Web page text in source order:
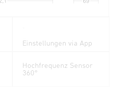
Einstellungen via App
Hochfrequenz Sensor
360°